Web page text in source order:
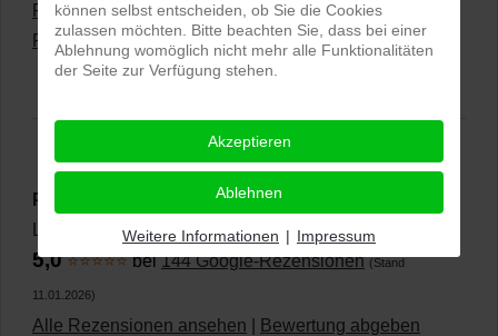
Produkte umfärben
Preisliste für digitale Bildbearbeitung
PRO-ducto GmbH
, Fotografie und Bildbearbeitung in
5,0⭐⭐⭐⭐⭐bei144 Google-Rezensionen (Stand
11.01.2026)
Alle Rezensionen ansehen Bewertung abgeben
können selbst entscheiden, ob Sie die Cookies
zulassen möchten. Bitte beachten Sie, dass bei einer
Ablehnung womöglich nicht mehr alle Funktionalitäten
der Seite zur Verfügung stehen.
Akzeptieren
Ablehnen
Weitere Informationen | Impressum